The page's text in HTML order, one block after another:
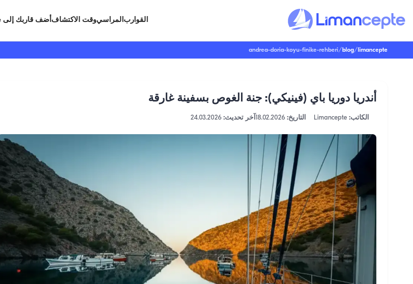
القواربالمراسيوقت الاكتشافأضف قاربك إلى Limancepte
limancepte
/
blog
/
andrea-doria-koyu-finike-rehberi
أندريا دوريا باي (فينيكي): جنة الغوص بسفينة غارقة
الكاتب: Limancepte التاريخ: 18.02.2026 آخر تحديث: 24.03.2026